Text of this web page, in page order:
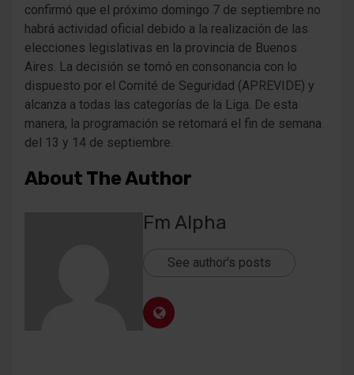
confirmó que el próximo domingo 7 de septiembre no
habrá actividad oficial debido a la realización de las
elecciones legislativas en la provincia de Buenos
Aires. La decisión se tomó en consonancia con lo
dispuesto por el Comité de Seguridad (APREVIDE) y
alcanza a todas las categorías de la Liga. De esta
manera, la programación se retomará el fin de semana
del 13 y 14 de septiembre.
About The Author
Fm Alpha
See author's posts